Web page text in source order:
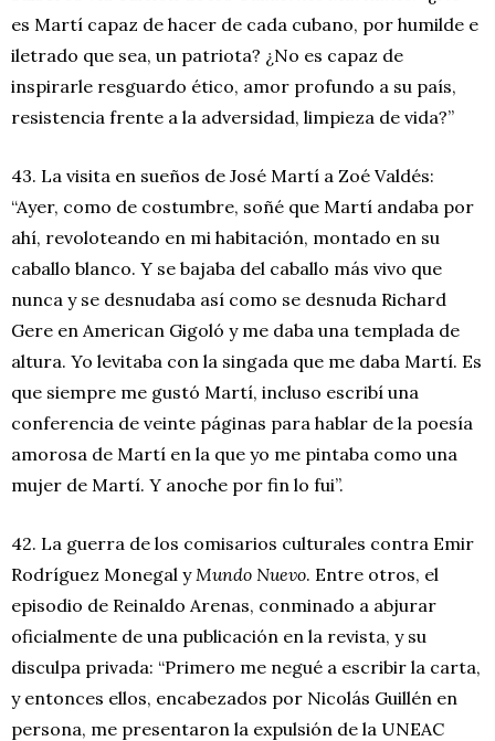
es Martí capaz de hacer de cada cubano, por humilde e
iletrado que sea, un patriota? ¿No es capaz de
inspirarle resguardo ético, amor profundo a su país,
resistencia frente a la adversidad, limpieza de vida?”
43. La visita en sueños de José Martí a Zoé Valdés:
“Ayer, como de costumbre, soñé que Martí andaba por
ahí, revoloteando en mi habitación, montado en su
caballo blanco. Y se bajaba del caballo más vivo que
nunca y se desnudaba así como se desnuda Richard
Gere en American Gigoló y me daba una templada de
altura. Yo levitaba con la singada que me daba Martí. Es
que siempre me gustó Martí, incluso escribí una
conferencia de veinte páginas para hablar de la poesía
amorosa de Martí en la que yo me pintaba como una
mujer de Martí. Y anoche por fin lo fui”.
42. La guerra de los comisarios culturales contra Emir
Rodríguez Monegal y Mundo Nuevo. Entre otros, el
episodio de Reinaldo Arenas, conminado a abjurar
oficialmente de una publicación en la revista, y su
disculpa privada: “Primero me negué a escribir la carta,
y entonces ellos, encabezados por Nicolás Guillén en
persona, me presentaron la expulsión de la UNEAC